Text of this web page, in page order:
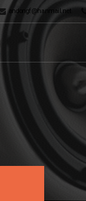
andongf@hanmail.net